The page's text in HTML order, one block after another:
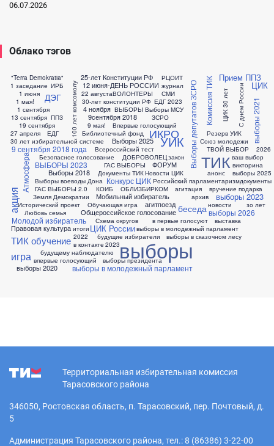
06.07.2026
Облако тэгов
"Terra Demokratia"
1 заседание
1 июня
1 мая!
1 сентября
100 лет комсомолу 12 июня-ДЕНЬ РОССИИ
13 сентября
19 сентября
22 августа
25-лет Конституции РФ
27 апреля
30 лет избирательной системе
30-лет конституции РФ
4 ноября
9 мая!
9 сентября 2018 года
9сентября 2018
Атмосфера Безопасное голосование
Библиотечный фонд
ВОЛОНТЕРЫ
ВЫБОРЫ
ВЫБОРЫ 2023
Впервые голосующий
Всероссийский тест
Выборы 2018
Выборы 2025
Выборы МСУ
Выборы воеводы Дона
Выборы депутатов ЗСРО
ГАС ВЫБОРЫ
ГАС ВЫБОРЫ 2.0
ДОБРОВОЛЕЦ
ДЭГ
Документы ТИК
ЕДГ
ЕДГ 2023
ЗСРО
Земля Демократии
ИКРО
ИРБ
Исторический проект
КОИБ
Комиссия ТИК
Конкурс ЦИК
Любовь семья
Мобильный избиратель
Молодой избиратель
Новости ЦИК
ОБЛИЗБИРКОМ
Обучающая игра
Общероссийское голосование
ППЗ
Правовая культура
Прием ППЗ
РЦОИТ
Резерв УИК
Российский парламентаризм
С днем России
СМИ
Союз молодежи
Схема округов
ТВОЙ ВЫБОР
ТИК
ТИК обучение
УИК
ФОРУМ
ЦИК
ЦИК 30 лет
ЦИК России
агитация
агитпоезд
акция
анонс
архив
беседа
будущему наблюдателю
будущие избиратели
в контакте
в первые голосуют
ваш выбор
викторина
впервые голосующий
вручение подарка
выборы
выборы в молодежный парламент
выборы 2020
выборы 2021
выборы 2023
выборы 2025
выборы 2026
выборы в молодежный парламент
выборы в сказочном лесу
выборы президента
выставка
документы
журнал
закон
зо лет
игра
итоги
новости
2022
2023
2026
Территориальная избирательная комиссия
Тарасовского района
346050, Ростовская область, п. Тарасовский, пер. Почтовый, д.
5
Администрация Тарасовского района, тел.: 8 (86386) 3-22-00